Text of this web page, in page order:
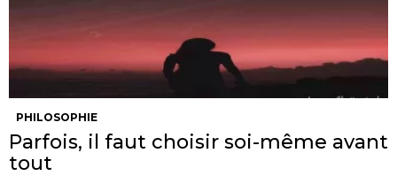
PHILOSOPHIE
Parfois, il faut choisir soi-même avant
tout